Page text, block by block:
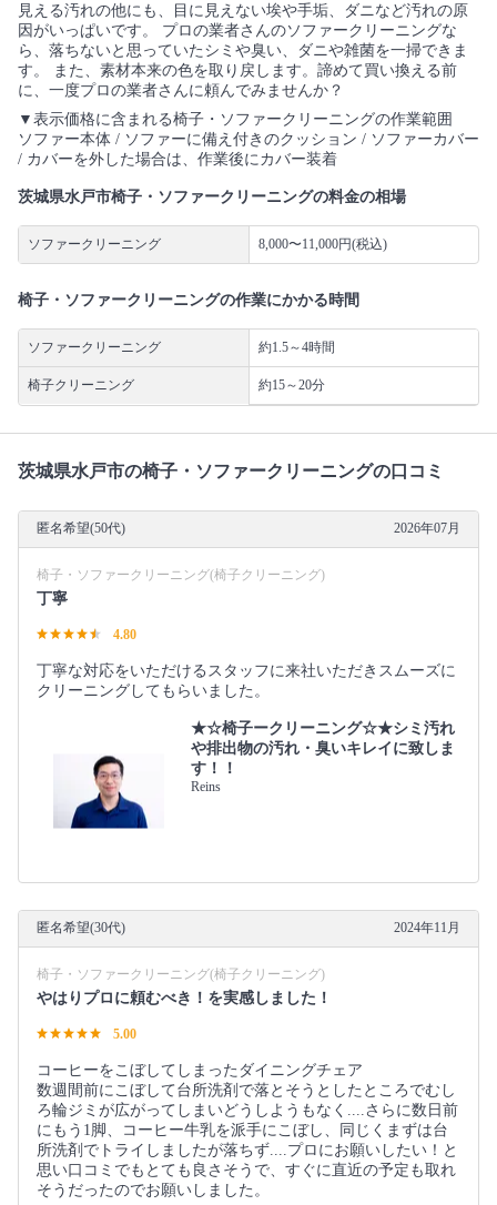
見える汚れの他にも、目に見えない埃や手垢、ダニなど汚れの原
因がいっぱいです。 プロの業者さんのソファークリーニングな
ら、落ちないと思っていたシミや臭い、ダニや雑菌を一掃できま
す。 また、素材本来の色を取り戻します。諦めて買い換える前
に、一度プロの業者さんに頼んでみませんか？
▼表示価格に含まれる椅子・ソファークリーニングの作業範囲
ソファー本体 / ソファーに備え付きのクッション / ソファーカバー
/ カバーを外した場合は、作業後にカバー装着
茨城県水戸市椅子・ソファークリーニングの料金の相場
ソファークリーニング 8,000〜11,000円(税込)
椅子・ソファークリーニングの作業にかかる時間
ソファークリーニング 約1.5～4時間
椅子クリーニング 約15～20分
茨城県水戸市の椅子・ソファークリーニングの口コミ
匿名希望(50代) 2026年07月
椅子・ソファークリーニング(椅子クリーニング)
丁寧
4.80
丁寧な対応をいただけるスタッフに来社いただきスムーズに
クリーニングしてもらいました。
★☆椅子ークリーニング☆★シミ汚れ
や排出物の汚れ・臭いキレイに致しま
す！！
Reins
匿名希望(30代) 2024年11月
椅子・ソファークリーニング(椅子クリーニング)
やはりプロに頼むべき！を実感しました！
5.00
コーヒーをこぼしてしまったダイニングチェア
数週間前にこぼして台所洗剤で落とそうとしたところでむし
ろ輪ジミが広がってしまいどうしようもなく....さらに数日前
にもう1脚、コーヒー牛乳を派手にこぼし、同じくまずは台
所洗剤でトライしましたが落ちず....プロにお願いしたい！と
思い口コミでもとても良さそうで、すぐに直近の予定も取れ
そうだったのでお願いしました。